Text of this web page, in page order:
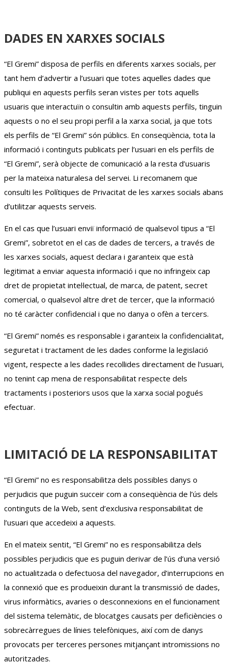
DADES EN XARXES SOCIALS
“El Gremi” disposa de perfils en diferents xarxes socials, per
tant hem d’advertir a l’usuari que totes aquelles dades que
publiqui en aquests perfils seran vistes per tots aquells
usuaris que interactuïn o consultin amb aquests perfils, tinguin
aquests o no el seu propi perfil a la xarxa social, ja que tots
els perfils de “El Gremi” són públics. En conseqüència, tota la
informació i continguts publicats per l’usuari en els perfils de
“El Gremi”, serà objecte de comunicació a la resta d’usuaris
per la mateixa naturalesa del servei. Li recomanem que
consulti les Polítiques de Privacitat de les xarxes socials abans
d’utilitzar aquests serveis.
En el cas que l’usuari enviï informació de qualsevol tipus a “El
Gremi”, sobretot en el cas de dades de tercers, a través de
les xarxes socials, aquest declara i garanteix que està
legitimat a enviar aquesta informació i que no infringeix cap
dret de propietat intel·lectual, de marca, de patent, secret
comercial, o qualsevol altre dret de tercer, que la informació
no té caràcter confidencial i que no danya o ofèn a tercers.
“El Gremi” només es responsable i garanteix la confidencialitat,
seguretat i tractament de les dades conforme la legislació
vigent, respecte a les dades recollides directament de l’usuari,
no tenint cap mena de responsabilitat respecte dels
tractaments i posteriors usos que la xarxa social pogués
efectuar.
LIMITACIÓ DE LA RESPONSABILITAT
“El Gremi” no es responsabilitza dels possibles danys o
perjudicis que puguin succeir com a conseqüència de l’ús dels
continguts de la Web, sent d’exclusiva responsabilitat de
l’usuari que accedeixi a aquests.
En el mateix sentit, “El Gremi” no es responsabilitza dels
possibles perjudicis que es puguin derivar de l’ús d’una versió
no actualitzada o defectuosa del navegador, d’interrupcions en
la connexió que es produeixin durant la transmissió de dades,
virus informàtics, avaries o desconnexions en el funcionament
del sistema telemàtic, de blocatges causats per deficiències o
sobrecàrregues de línies telefòniques, així com de danys
provocats per terceres persones mitjançant intromissions no
autoritzades.